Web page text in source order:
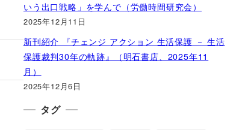
いう出口戦略」を学んで（労働時間研究会）
2025年12月11日
新刊紹介 『チェンジ アクション 生活保護 － 生活
保護裁判30年の軌跡』（明石書店、2025年11
月）
2025年12月6日
タグ